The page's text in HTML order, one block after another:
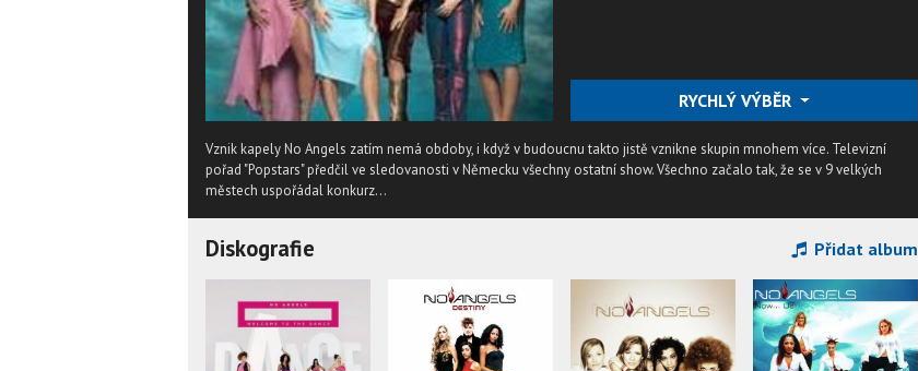
RYCHLÝ VÝBĚR
Vznik kapely No Angels zatím nemá obdoby, i když v budoucnu takto jistě vznikne skupin mnohem více. Televizní
pořad "Popstars" předčil ve sledovanosti v Německu všechny ostatní show. Všechno začalo tak, že se v 9 velkých
městech uspořádal konkurz...
Diskografie Přidat album